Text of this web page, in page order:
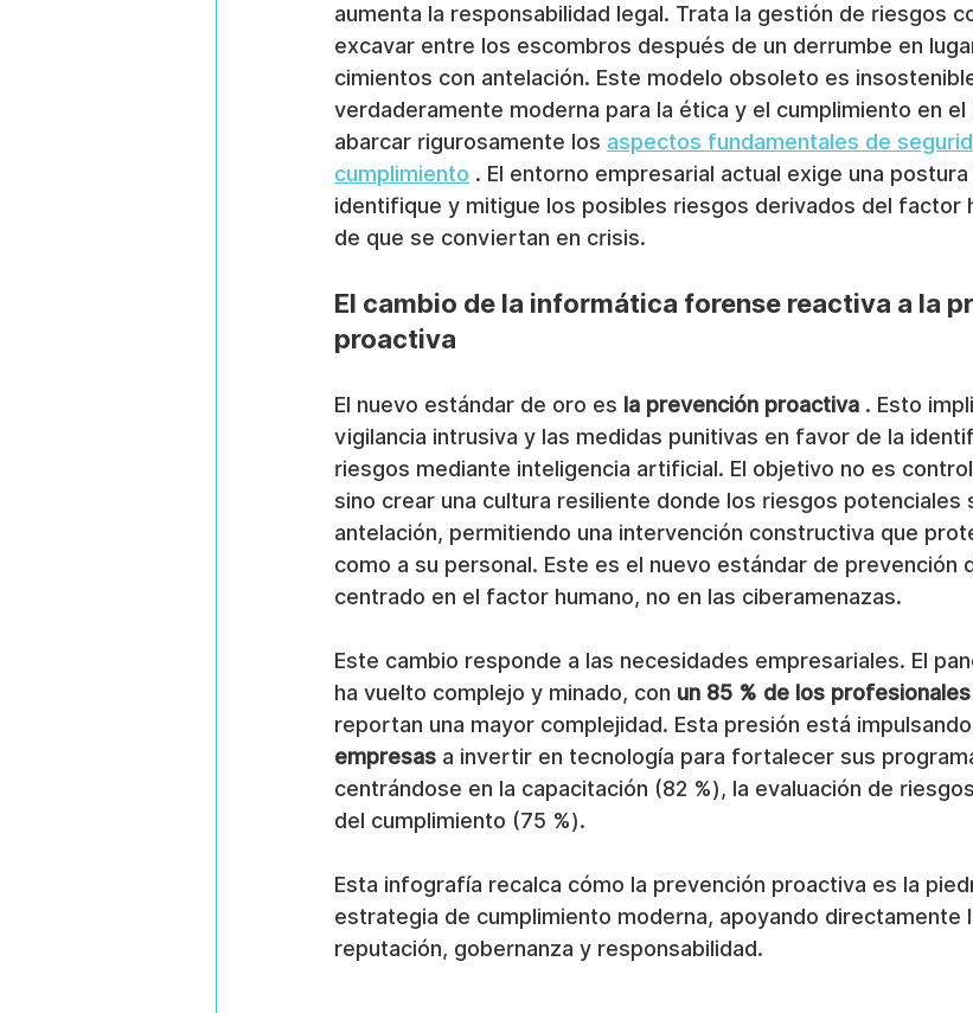
aumenta la responsabilidad legal. Trata la gestión de riesgos
excavar entre los escombros después de un derrumbe en
cimientos con antelación. Este modelo obsoleto es
verdaderamente moderna para la ética y el cumplimiento en
abarcar rigurosamente los aspectos fundamentales de
cumplimiento . El entorno empresarial actual exige una
identifique y mitigue los posibles riesgos derivados del factor
de que se conviertan en crisis.
El cambio de la informática forense reactiva a la
proactiva
El nuevo estándar de oro es la prevención proactiva . Esto
vigilancia intrusiva y las medidas punitivas en favor de la
riesgos mediante inteligencia artificial. El objetivo no es
sino crear una cultura resiliente donde los riesgos potenciales
antelación, permitiendo una intervención constructiva que
como a su personal. Este es el nuevo estándar de prevención
centrado en el factor humano, no en las ciberamenazas.
Este cambio responde a las necesidades empresariales. El
ha vuelto complejo y minado, con un 85 % de los
reportan una mayor complejidad. Esta presión está impulsando
empresas a invertir en tecnología para fortalecer sus
centrándose en la capacitación (82 %), la evaluación de
del cumplimiento (75 %).
Esta infografía recalca cómo la prevención proactiva es la
estrategia de cumplimiento moderna, apoyando directamente
reputación, gobernanza y responsabilidad.